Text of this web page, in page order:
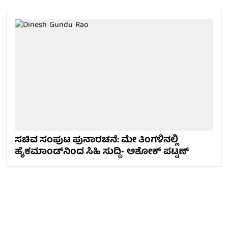
ಸಚಿವ ಸಂಪುಟ ಪುನಾರಚನೆ: ಮೇ ತಿಂಗಳಿನಲ್ಲಿ
ಹೈಕಮಾಂಡ್‍ನಿಂದ ಸಿಹಿ ಸುದ್ದಿ- ಅಶೋಕ್ ಪಟ್ಟಣ್